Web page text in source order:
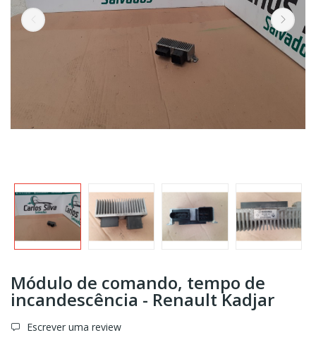
Módulo de comando, tempo de
incandescência - Renault Kadjar
Escrever uma review